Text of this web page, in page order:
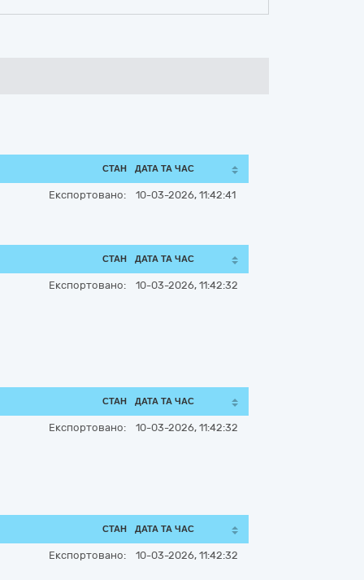
СТАН ДАТА ТА ЧАС
Експортовано: 10-03-2026, 11:42:41
СТАН ДАТА ТА ЧАС
Експортовано: 10-03-2026, 11:42:32
СТАН ДАТА ТА ЧАС
Експортовано: 10-03-2026, 11:42:32
СТАН ДАТА ТА ЧАС
Експортовано: 10-03-2026, 11:42:32